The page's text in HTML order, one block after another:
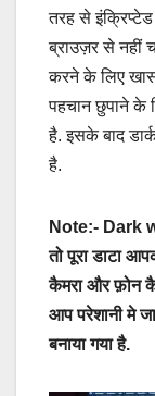
तरह से इंक्रिप्टेड
ब्राउज़र से नहीं
करने के लिए
पहचान छुपाने के
है. इसके बाद
है.
Note:- Dark
तो पूरा डाटा
कैमरा और फ़ोन
आप परेशानी मे
बनाया गया है.